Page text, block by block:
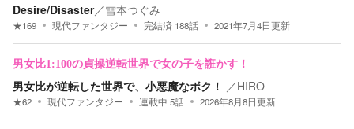
Desire/Disaster／雪本つぐみ
★169 現代ファンタジー 完結済 188話 2021年7月4日更新
男女比1:100の貞操逆転世界で女の子を誑かす！
男女比が逆転した世界で、小悪魔なボク！ ／HIRO
★62 現代ファンタジー 連載中 5話 2026年8月8日更新